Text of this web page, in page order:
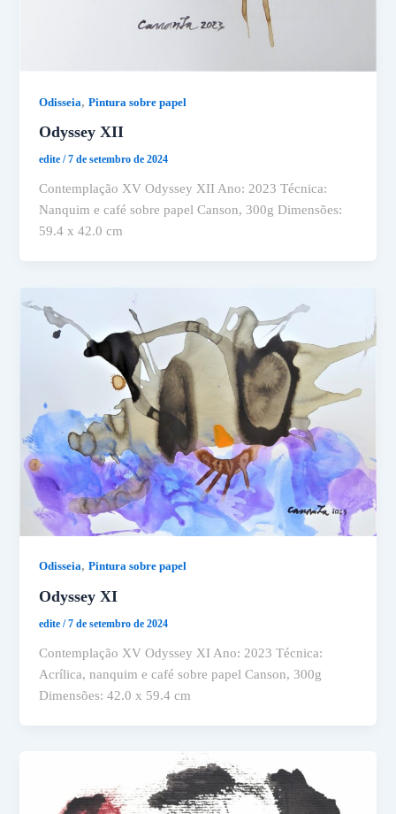
Odisseia,Pintura sobre papel
Odyssey XII
edite/7 de setembro de 2024
Contemplação XV Odyssey XII Ano: 2023 Técnica:
Nanquim e café sobre papel Canson, 300g Dimensões:
59.4 x 42.0 cm
Odisseia,Pintura sobre papel
Odyssey XI
edite/7 de setembro de 2024
Contemplação XV Odyssey XI Ano: 2023 Técnica:
Acrílica, nanquim e café sobre papel Canson, 300g
Dimensões: 42.0 x 59.4 cm